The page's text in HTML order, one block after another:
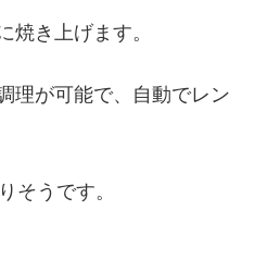
き上げます。
理が可能で、自動でレン
そうです。